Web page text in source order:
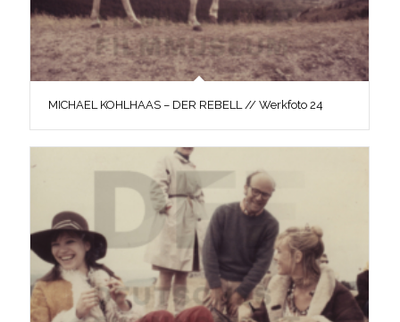
MICHAEL KOHLHAAS – DER REBELL // Werkfoto 24